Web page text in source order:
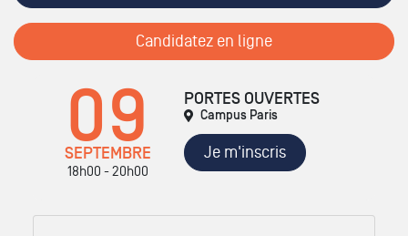
Candidatez en ligne
09
SEPTEMBRE
18h00 - 20h00
PORTES OUVERTES
Campus Paris
Je m'inscris